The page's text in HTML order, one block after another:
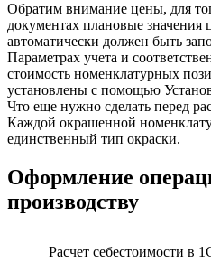
Обратим внимание цены, для
документах плановые значения
автоматически должен быть
Параметрах учета и
стоимость номенклатурных
установлены с помощью
Что еще нужно сделать перед
Каждой окрашенной
единственный тип окраски.
Оформление
производству
Расчет себестоимости в